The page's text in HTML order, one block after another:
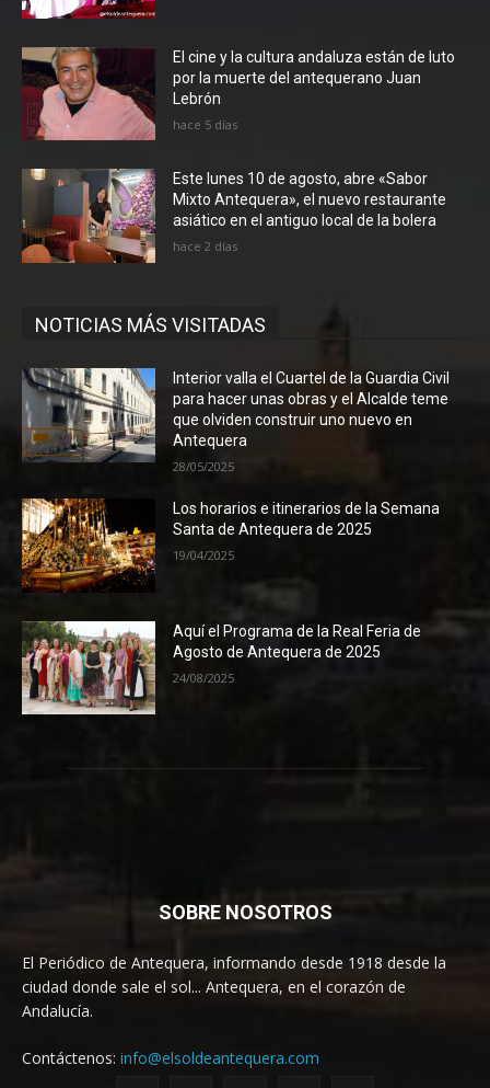
El cine y la cultura andaluza están de luto
por la muerte del antequerano Juan
Lebrón
hace 5 días
Este lunes 10 de agosto, abre «Sabor
Mixto Antequera», el nuevo restaurante
asiático en el antiguo local de la bolera
hace 2 días
NOTICIAS MÁS VISITADAS
Interior valla el Cuartel de la Guardia Civil
para hacer unas obras y el Alcalde teme
que olviden construir uno nuevo en
Antequera
28/05/2025
Los horarios e itinerarios de la Semana
Santa de Antequera de 2025
19/04/2025
Aquí el Programa de la Real Feria de
Agosto de Antequera de 2025
24/08/2025
SOBRE NOSOTROS
El Periódico de Antequera, informando desde 1918 desde la
ciudad donde sale el sol... Antequera, en el corazón de
Andalucía.
Contáctenos: info@elsoldeantequera.com